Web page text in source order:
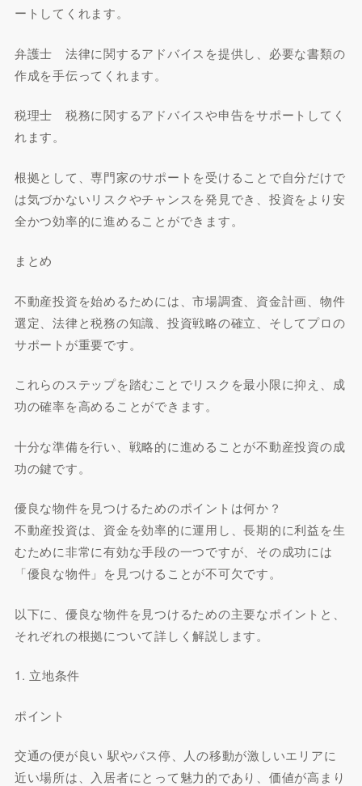
ートしてくれます。
弁護士 法律に関するアドバイスを提供し、必要な書類の
作成を手伝ってくれます。
税理士 税務に関するアドバイスや申告をサポートしてく
れます。
根拠として、専門家のサポートを受けることで自分だけで
は気づかないリスクやチャンスを発見でき、投資をより安
全かつ効率的に進めることができます。
まとめ
不動産投資を始めるためには、市場調査、資金計画、物件
選定、法律と税務の知識、投資戦略の確立、そしてプロの
サポートが重要です。
これらのステップを踏むことでリスクを最小限に抑え、成
功の確率を高めることができます。
十分な準備を行い、戦略的に進めることが不動産投資の成
功の鍵です。
優良な物件を見つけるためのポイントは何か？
不動産投資は、資金を効率的に運用し、長期的に利益を生
むために非常に有効な手段の一つですが、その成功には
「優良な物件」を見つけることが不可欠です。
以下に、優良な物件を見つけるための主要なポイントと、
それぞれの根拠について詳しく解説します。
1. 立地条件
ポイント
交通の便が良い 駅やバス停、人の移動が激しいエリアに
近い場所は、入居者にとって魅力的であり、価値が高まり